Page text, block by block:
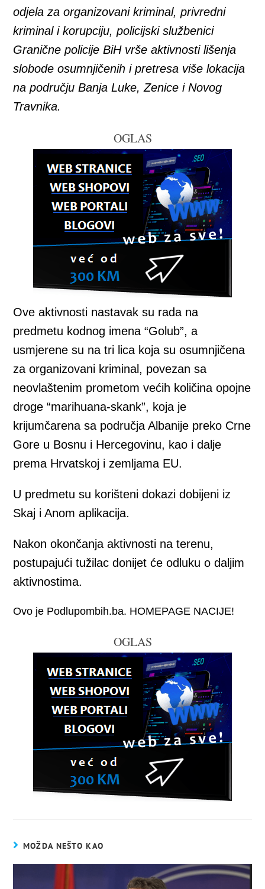
odjela za organizovani kriminal, privredni
kriminal i korupciju, policijski službenici
Granične policije BiH vrše aktivnosti lišenja
slobode osumnjičenih i pretresa više lokacija
na području Banja Luke, Zenice i Novog
Travnika.
OGLAS
Ove aktivnosti nastavak su rada na
predmetu kodnog imena “Golub”, a
usmjerene su na tri lica koja su osumnjičena
za organizovani kriminal, povezan sa
neovlaštenim prometom većih količina opojne
droge “marihuana-skank”, koja je
krijumčarena sa područja Albanije preko Crne
Gore u Bosnu i Hercegovinu, kao i dalje
prema Hrvatskoj i zemljama EU.
U predmetu su korišteni dokazi dobijeni iz
Skaj i Anom aplikacija.
Nakon okončanja aktivnosti na terenu,
postupajući tužilac donijet će odluku o daljim
aktivnostima.
Ovo je Podlupombih.ba. HOMEPAGE NACIJE!
OGLAS
MOŽDA NEŠTO KAO